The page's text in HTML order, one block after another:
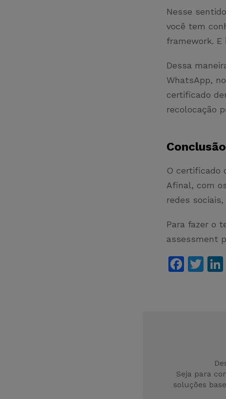
Nesse
você tem
framework. E
Dessa
WhatsApp,
certificado
recolocação
Conclusão
O certificado
Afinal, com
redes
Para fazer o
assessment
F
k
T
Seja para
soluções